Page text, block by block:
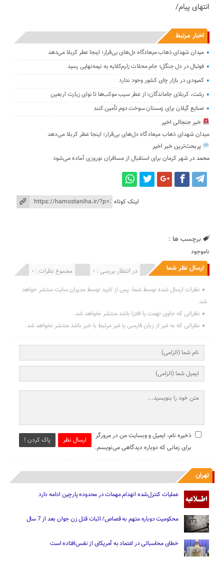
انتهای پیام/
اخبار مرتبط
میدان شهدای ذهاب میعادگاه دل‌های بی‌قرار؛ اینجا عطر کربلا می‌دهد
فوتبال در دل جنگل؛ جام محلات زارم‌کلایه به نیمه‌نهایی رسید
کمبودی در بازار چای کشور وجود ندارد
رشت، کربلای جاماندگان؛ از عطر سیب موکب‌ها تا نوای زیارت اربعین
صنایع گیلان برای زمستان سوخت دوم تأمین کنند
خبر جنجالی اخیر
میدان شهدای ذهاب میعادگاه دل‌های بی‌قرار؛ اینجا عطر کربلا می‌دهد
پربحث‌ترین خبر اخیر
محمد درشهر کرمان برای استقبال از مسافران نوروزی آماده می‌شود
لینک کوتاه
برچسب ها :
ناموجود
ارسال نظر شما مجموع نظرات : 0 در انتظار بررسی : 0 انتشار یافته : 0
نظرات ارسال شده توسط شما، پس از تایید توسط مدیران سایت منتشر خواهد
شد.
نظراتی که حاوی تهمت یا افترا باشد منتشر نخواهد شد.
نظراتی که به غیر از زبان فارسی یا غیر مرتبط با خبر باشد منتشر نخواهد شد.
ارسال نظر پاک کردن !
ذخیره نام، ایمیل و وبسایت من در مرورگر
برای زمانی که دوباره دیدگاهی می‌نویسم.
تهران
عملیات کنترل‌شده انهدام مهمات در محدوده پارچین ادامه دارد
محکومیت دوباره متهم به قصاص/ اثبات قتل زن جوان بعد از 7 سال
خطای محاسباتی در اعتماد به آمریکای از نفس‌افتاده است